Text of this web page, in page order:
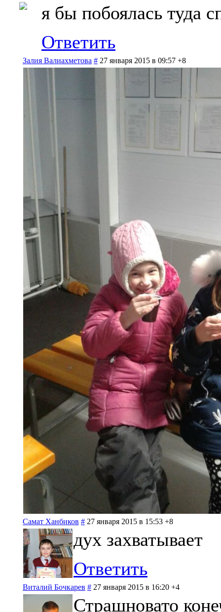
я бы побоялась туда
Ответить
Залия Валиахметова # 27 января 2015 в 09:57 +8
Самат Ханбиков # 27 января 2015 в 15:53 +8
дух захватывает
Ответить
Виталий Бочкарев # 27 января 2015 в 16:20 +4
Страшновато